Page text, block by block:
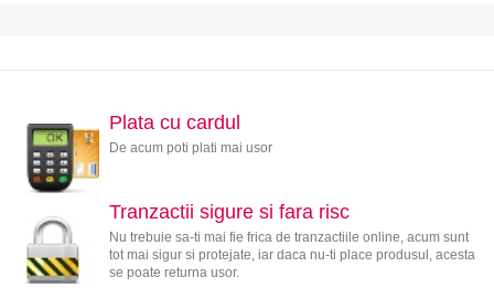
Plata cu cardul
De acum poti plati mai usor
Tranzactii sigure si fara risc
Nu trebuie sa-ti mai fie frica de tranzactiile online, acum sunt
tot mai sigur si protejate, iar daca nu-ti place produsul, acesta
se poate returna usor.